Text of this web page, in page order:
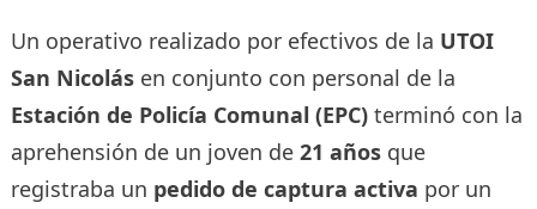
Un operativo realizado por efectivos de la UTOI
San Nicolásen conjunto con personal de la
Estación de Policía Comunal (EPC)terminó con la
aprehensión de un joven de 21 añosque
registraba un pedido de captura activa por un